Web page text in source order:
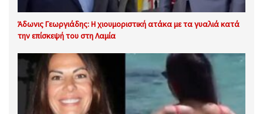
Άδωνις Γεωργιάδης: Η χιουμοριστική ατάκα με τα γυαλιά κατά
την επίσκεψή του στη Λαμία